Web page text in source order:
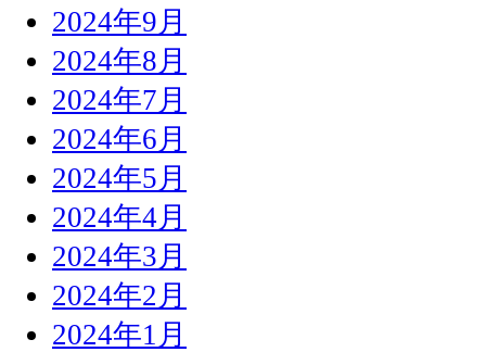
2024年9月
2024年8月
2024年7月
2024年6月
2024年5月
2024年4月
2024年3月
2024年2月
2024年1月